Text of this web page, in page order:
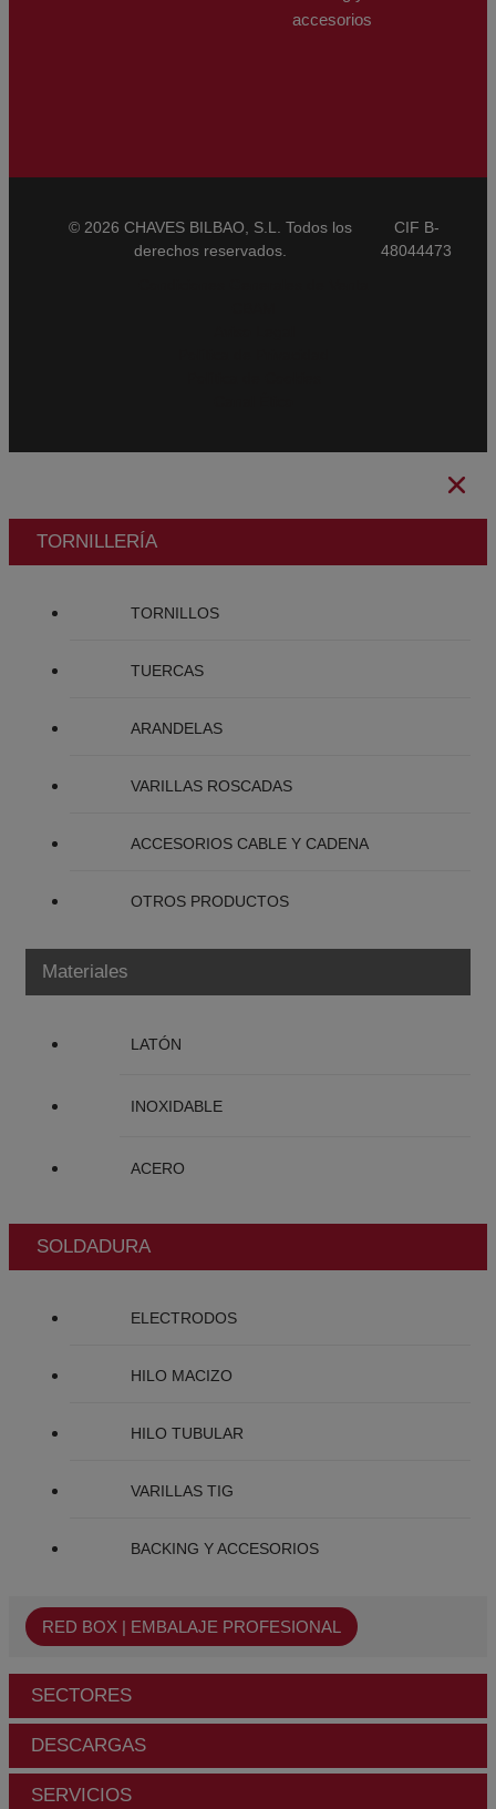
accesorios
© 2026 CHAVES BILBAO, S.L. Todos los
derechos reservados.
CIF B-
48044473
TORNILLERÍA
TORNILLOS
TUERCAS
ARANDELAS
VARILLAS ROSCADAS
ACCESORIOS CABLE Y CADENA
OTROS PRODUCTOS
Materiales
LATÓN
INOXIDABLE
ACERO
SOLDADURA
ELECTRODOS
HILO MACIZO
HILO TUBULAR
VARILLAS TIG
BACKING Y ACCESORIOS
RED BOX | EMBALAJE PROFESIONAL
SECTORES
DESCARGAS
SERVICIOS